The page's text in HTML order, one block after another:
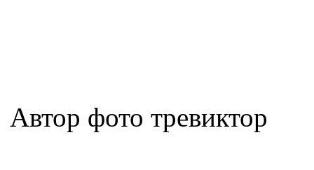
Автор фото тревиктор